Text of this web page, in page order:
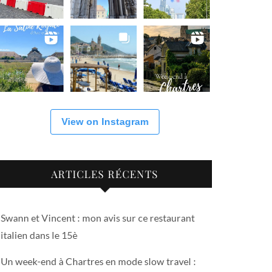
View on Instagram
ARTICLES RÉCENTS
Swann et Vincent : mon avis sur ce restaurant
italien dans le 15è
Un week-end à Chartres en mode slow travel :